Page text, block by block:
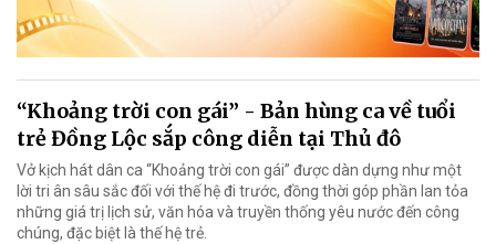
“Khoảng trời con gái” - Bản hùng ca về tuổi
trẻ Đồng Lộc sắp công diễn tại Thủ đô
Vở kịch hát dân ca “Khoảng trời con gái” được dàn dựng như một
lời tri ân sâu sắc đối với thế hệ đi trước, đồng thời góp phần lan tỏa
những giá trị lịch sử, văn hóa và truyền thống yêu nước đến công
chúng, đặc biệt là thế hệ trẻ.